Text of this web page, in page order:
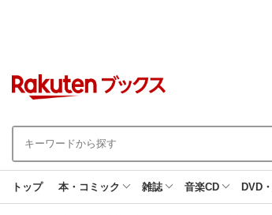
トップ 本・コミック 雑誌 音楽CD DVD